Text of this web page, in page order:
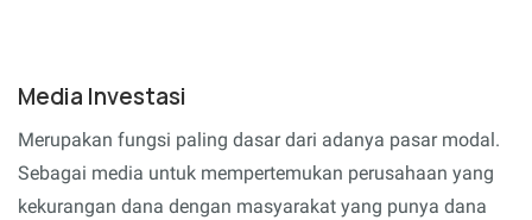
Media Investasi
Merupakan fungsi paling dasar dari adanya pasar modal.
Sebagai media untuk mempertemukan perusahaan yang
kekurangan dana dengan masyarakat yang punya dana